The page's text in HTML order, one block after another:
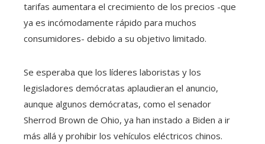
tarifas aumentara el crecimiento de los precios -que
ya es incómodamente rápido para muchos
consumidores- debido a su objetivo limitado.
Se esperaba que los líderes laboristas y los
legisladores demócratas aplaudieran el anuncio,
aunque algunos demócratas, como el senador
Sherrod Brown de Ohio, ya han instado a Biden a ir
más allá y prohibir los vehículos eléctricos chinos.